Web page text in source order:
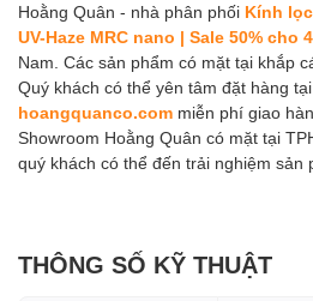
Hoằng Quân - nhà phân phối Kính
UV-Haze MRC nano | Sale 50% cho
Nam. Các sản phẩm có mặt tại khắp
Quý khách có thể yên tâm đặt hàng
hoangquanco.com miễn phí giao
Showroom Hoằng Quân có mặt tại
quý khách có thể đến trải nghiệm sản
THÔNG SỐ KỸ THUẬT